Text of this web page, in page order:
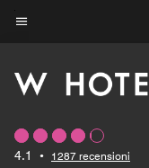
Skip
content
4.1 • 1287 recensioni